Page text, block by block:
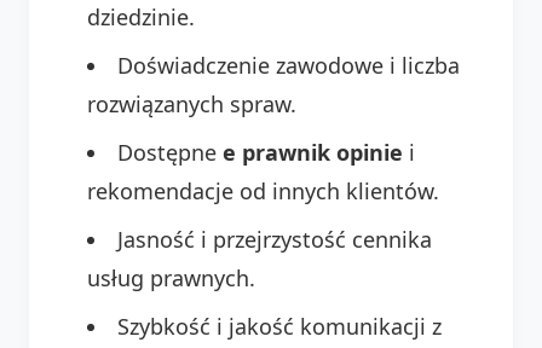
dziedzinie.
Doświadczenie zawodowe i liczba
rozwiązanych spraw.
Dostępne e prawnik opinie i
rekomendacje od innych klientów.
Jasność i przejrzystość cennika
usług prawnych.
Szybkość i jakość komunikacji z